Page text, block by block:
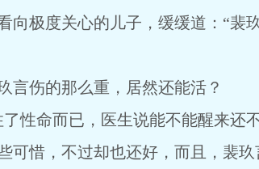
向极度关心的儿子，缓缓道：“裴
言伤的那么重，居然还能活？
性命而已，医生说能不能醒来还
可惜，不过却也还好，而且，裴